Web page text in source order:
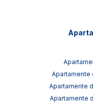
Apartamente
Apartamente
Apartamente